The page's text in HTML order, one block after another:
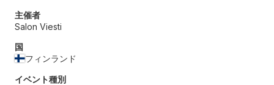
主催者
Salon Viesti
国
フィンランド
イベント種別